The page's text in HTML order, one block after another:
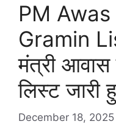
PM Awas
Gramin
मंत्री आवास
लिस्ट जारी
December 18, 2025